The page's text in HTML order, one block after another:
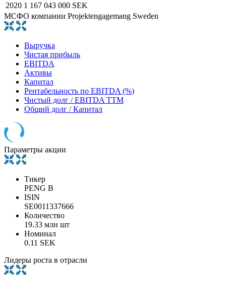
2020 1 167 043 000 SEK
МСФО компании Projektengagemang Sweden
Выручка
Чистая прибыль
EBITDA
Активы
Капитал
Рентабельность по EBITDA (%)
Чистый долг / EBITDA TTM
Общий долг / Капитал
Параметры акции
Тикер
PENG B
ISIN
SE0011337666
Количество
19.33 млн шт
Номинал
0.11 SEK
Лидеры роста в отрасли